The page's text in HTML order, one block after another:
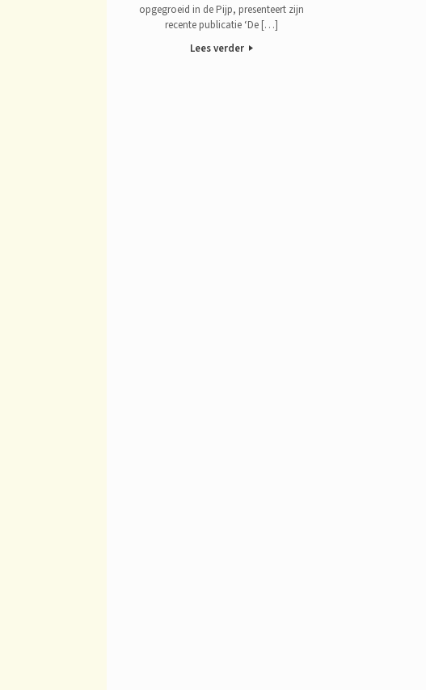
opgegroeid in de Pijp, presenteert zijn
recente publicatie ‘De […]
Lees verder